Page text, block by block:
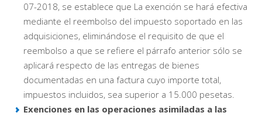
07-2018, se establece que La exención se hará efectiva
mediante el reembolso del impuesto soportado en las
adquisiciones, eliminándose el requisito de que el
reembolso a que se refiere el párrafo anterior sólo se
aplicará respecto de las entregas de bienes
documentadas en una factura cuyo importe total,
impuestos incluidos, sea superior a 15.000 pesetas.
Exenciones en las operaciones asimiladas a las